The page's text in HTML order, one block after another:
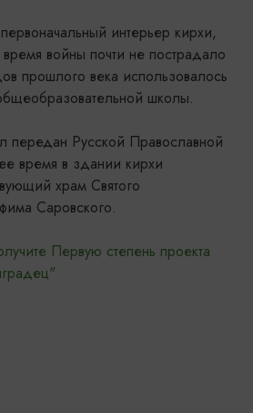
интерьер кирхи,
войны почти не пострадало
прошлого века использовалось
школы.
передан Русской Православной
время в здании кирхи
храм Святого
Саровского.
Первую степень проекта